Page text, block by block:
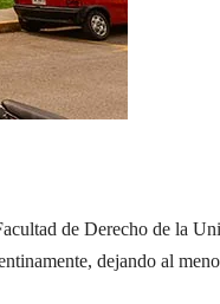
de Derecho de la
dejando al